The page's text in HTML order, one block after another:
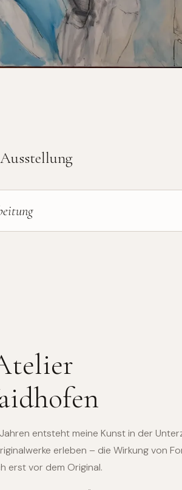
entsteht meine Kunst in der
erleben – die Wirkung von
erst vor dem Original.